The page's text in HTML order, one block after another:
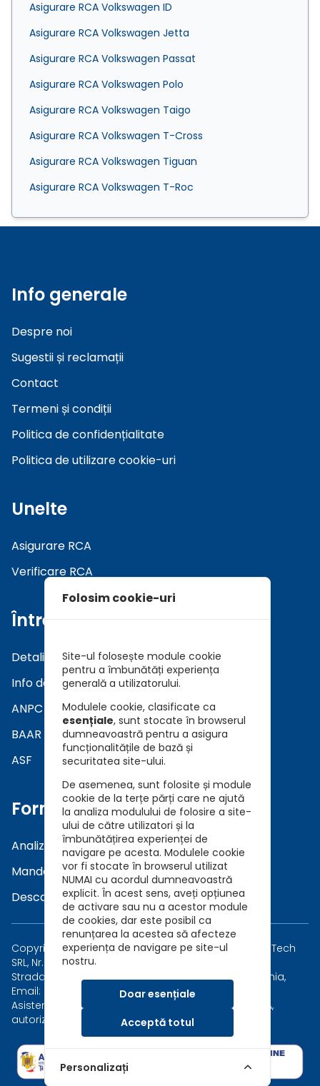
Asigurare RCA Volkswagen ID
Asigurare RCA Volkswagen Jetta
Asigurare RCA Volkswagen Passat
Asigurare RCA Volkswagen Polo
Asigurare RCA Volkswagen Taigo
Asigurare RCA Volkswagen T-Cross
Asigurare RCA Volkswagen Tiguan
Asigurare RCA Volkswagen T-Roc
Info generale
Despre noi
Sugestii și reclamații
Contact
Termeni și condiții
Politica de confidențialitate
Politica de utilizare cookie-uri
Unelte
Asigurare RCA
Verificare RCA
Întrebări
Detalii asiguratori
Info daune
ANPC
BAAR
ASF
Formulare
Analiza a Cerintelor (DNT)
Mandat in Brokeraj (GDPR)
Descarca Prezentare Broker
Copyright © 2026 Asigurari AutoKarma - Auto Vida Tech
SRL, Nr. Reg. Com.: J40/7173/2019, CUI: 41202015
Strada Măgirești 6, Sector 1, București 010926, România,
Email: asigurari@autokarma.ro
Asistent in brokeraj al Safety Broker de Asigurare SA,
autorizat de ASF, Număr Registru Brokeri RBK-293
Folosim cookie-uri
Site-ul folosește module cookie
pentru a îmbunătăți experiența
generală a utilizatorului.
Modulele cookie, clasificate ca
esențiale, sunt stocate în browserul
dumneavoastră pentru a asigura
funcționalitățile de bază și
securitatea site-ului.
De asemenea, sunt folosite și module
cookie de la terțe părți care ne ajută
la analiza modulului de folosire a site-
ului de către utilizatori și la
îmbunătățirea experienței de
navigare pe acesta. Modulele cookie
vor fi stocate în browserul utilizat
NUMAI cu acordul dumneavoastră
explicit. În acest sens, aveți opțiunea
de activare sau nu a acestor module
de cookies, dar este posibil ca
renunțarea la acestea să afecteze
experiența de navigare pe site-ul
nostru.
Doar esențiale
Acceptă totul
Personalizați